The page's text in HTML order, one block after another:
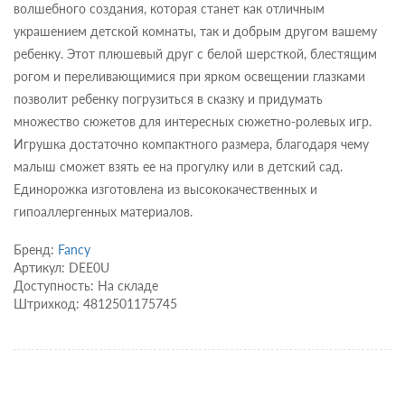
волшебного создания, которая станет как отличным
украшением детской комнаты, так и добрым другом вашему
ребенку. Этот плюшевый друг с белой шерсткой, блестящим
рогом и переливающимися при ярком освещении глазками
позволит ребенку погрузиться в сказку и придумать
множество сюжетов для интересных сюжетно-ролевых игр.
Игрушка достаточно компактного размера, благодаря чему
малыш сможет взять ее на прогулку или в детский сад.
Единорожка изготовлена из высококачественных и
гипоаллергенных материалов.
Бренд: Fancy
Артикул: DEE0U
Доступность: На складе
Штрихкод: 4812501175745